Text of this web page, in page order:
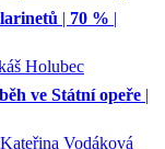
| 70 % |
Holubec
ve Státní opeře |
Vodáková